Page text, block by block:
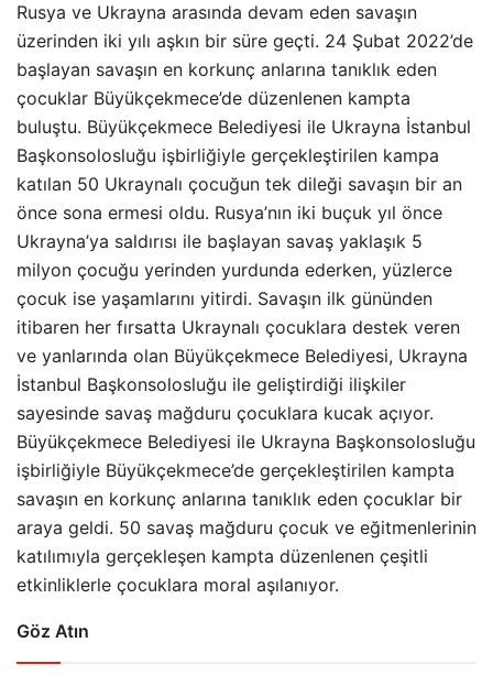
Rusya ve Ukrayna arasında devam eden savaşın
üzerinden iki yılı aşkın bir süre geçti. 24 Şubat 2022’de
başlayan savaşın en korkunç anlarına tanıklık eden
çocuklar Büyükçekmece’de düzenlenen kampta
buluştu. Büyükçekmece Belediyesi ile Ukrayna İstanbul
Başkonsolosluğu işbirliğiyle gerçekleştirilen kampa
katılan 50 Ukraynalı çocuğun tek dileği savaşın bir an
önce sona ermesi oldu. Rusya’nın iki buçuk yıl önce
Ukrayna’ya saldırısı ile başlayan savaş yaklaşık 5
milyon çocuğu yerinden yurdunda ederken, yüzlerce
çocuk ise yaşamlarını yitirdi. Savaşın ilk gününden
itibaren her fırsatta Ukraynalı çocuklara destek veren
ve yanlarında olan Büyükçekmece Belediyesi, Ukrayna
İstanbul Başkonsolosluğu ile geliştirdiği ilişkiler
sayesinde savaş mağduru çocuklara kucak açıyor.
Büyükçekmece Belediyesi ile Ukrayna Başkonsolosluğu
işbirliğiyle Büyükçekmece’de gerçekleştirilen kampta
savaşın en korkunç anlarına tanıklık eden çocuklar bir
araya geldi. 50 savaş mağduru çocuk ve eğitmenlerinin
katılımıyla gerçekleşen kampta düzenlenen çeşitli
etkinliklerle çocuklara moral aşılanıyor.
Göz Atın